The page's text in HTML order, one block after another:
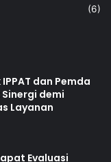
(6)
dan Pemda
demi
Layanan
Evaluasi